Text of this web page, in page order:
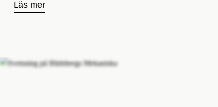
Läs mer